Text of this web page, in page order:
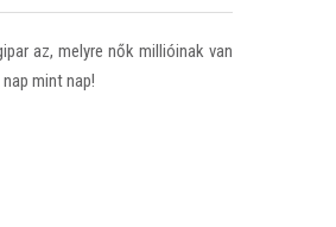
az, melyre nők millióinak van
mint nap!